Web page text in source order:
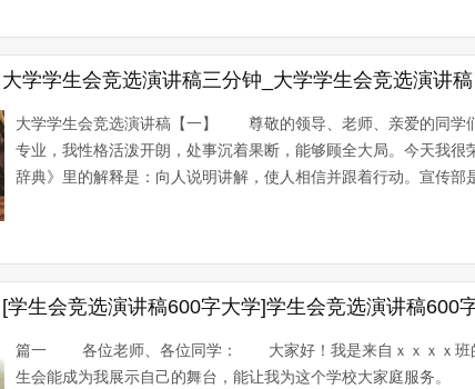
大学学生会竞选演讲稿三分钟_大学学生会竞选演讲稿
大学学生会竞选演讲稿【一】 尊敬的领导、老师、亲爱的同
专业，我性格活泼开朗，处事沉着果断，能够顾全大局。今天
辞典》里的解释是：向人说明讲解，使人相信并跟着行动。宣传部
[学生会竞选演讲稿600字大学]学生会竞选演讲稿600
篇一 各位老师、各位同学： 大家好！我是来自ｘｘｘｘ班的
生会能成为我展示自己的舞台，能让我为这个学校大家庭服务